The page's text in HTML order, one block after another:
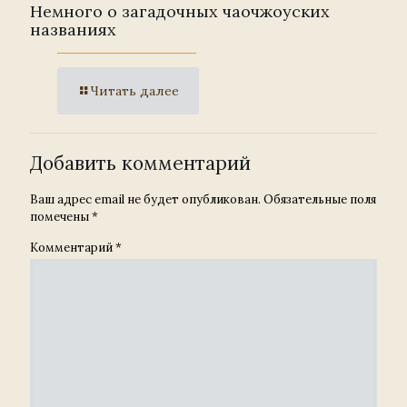
Немного о загадочных чаочжоуских
названиях
Читать далее
Добавить комментарий
Ваш адрес email не будет опубликован. Обязательные поля
помечены*
Комментарий*